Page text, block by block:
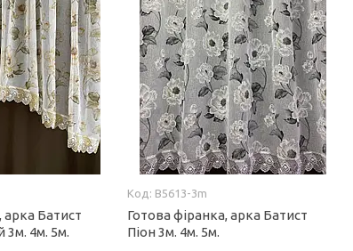
арка Батист
3м. 4м. 5м.
B5613-3m
Готова фіранка, арка Батист
Піон 3м. 4м. 5м.